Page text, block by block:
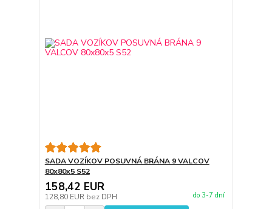
SADA VOZÍKOV POSUVNÁ BRÁNA 9 VALCOV
80x80x5 S52
158,42 EUR
128,80 EUR bez DPH do 3-7 dní